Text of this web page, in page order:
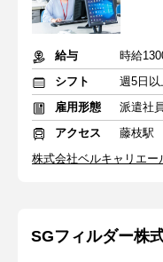
給与
時給
シフト
週5日
雇用形態
派遣社員
アクセス
藤枝駅
株式会社ベルキャリエ
SGフィルダー株